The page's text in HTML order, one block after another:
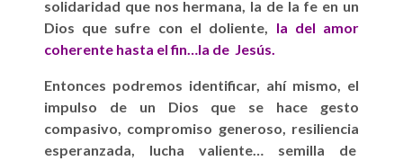
solidaridad que nos hermana, la de la fe en un
Dios que sufre con el doliente, la del amor
coherente hasta el fin…la de Jesús.
Entonces podremos identificar, ahí mismo, el
impulso de un Dios que se hace gesto
compasivo, compromiso generoso, resiliencia
esperanzada, lucha valiente… semilla de